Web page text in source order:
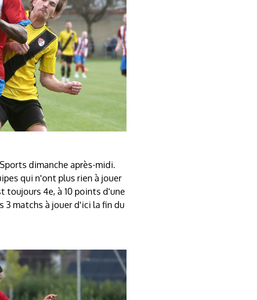
dimanche après-midi.
qui n'ont plus rien à jouer
toujours 4e, à 10 points d'une
3 matchs à jouer d'ici la fin du